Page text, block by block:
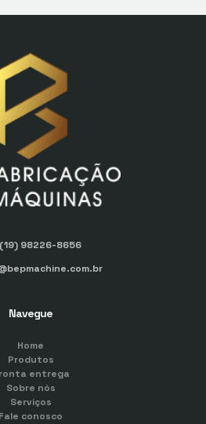
98226-8656
Navegue
Home
Produtos
entrega
Sobre nós
Serviços
Fale conosco